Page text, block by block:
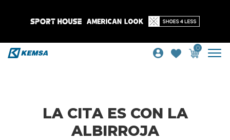
0
LA CITA ES CON LA
ALBIRROJA